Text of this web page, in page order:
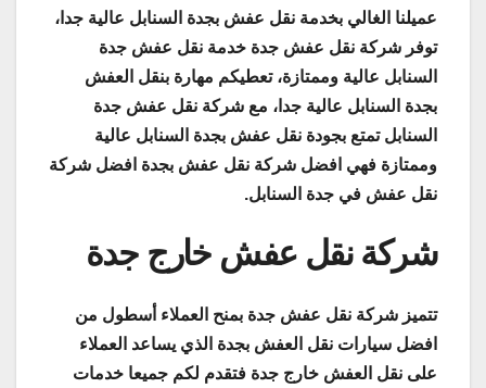
عميلنا الغالي بخدمة نقل عفش بجدة السنابل عالية جدا،
توفر شركة نقل عفش جدة خدمة نقل عفش جدة
السنابل عالية وممتازة، تعطيكم مهارة بنقل العفش
بجدة السنابل عالية جدا، مع شركة نقل عفش جدة
السنابل تمتع بجودة نقل عفش بجدة السنابل عالية
وممتازة فهي افضل شركة نقل عفش بجدة افضل شركة
نقل عفش في جدة السنابل.
شركة نقل عفش خارج جدة
تتميز شركة نقل عفش جدة بمنح العملاء أسطول من
افضل سيارات نقل العفش بجدة الذي يساعد العملاء
على نقل العفش خارج جدة فتقدم لكم جميعا خدمات